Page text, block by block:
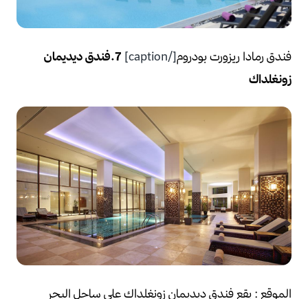
فندق رمادا ريزورت بودروم[/caption]
7.فندق ديديمان
زونغلداك
الموقع : يقع فندق ديديمان زونغلداك علي ساحل البحر